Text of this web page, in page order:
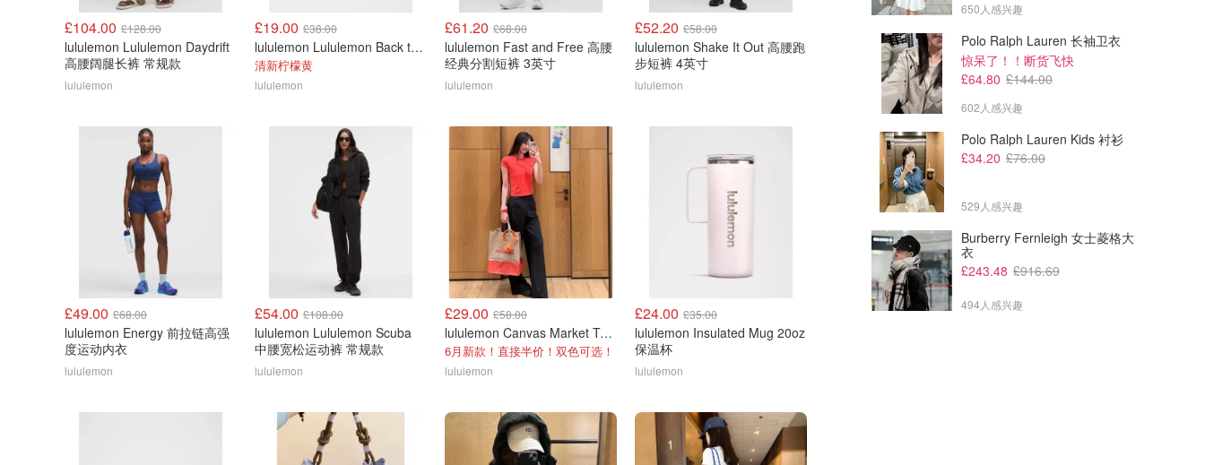
£104.00 £128.00
lululemon Lululemon Daydrift
高腰阔腿长裤 常规款
lululemon
£19.00 £38.00
lululemon Lululemon Back to Life 运动水瓶 24oz 吸管盖
清新柠檬黄
lululemon
£61.20 £68.00
lululemon Fast and Free 高腰
经典分割短裤 3英寸
lululemon
£52.20 £58.00
lululemon Shake It Out 高腰跑
步短裤 4英寸
lululemon
£49.00 £68.00
lululemon Energy 前拉链高强
度运动内衣
lululemon
£54.00 £108.00
lululemon Lululemon Scuba
中腰宽松运动裤 常规款
lululemon
£29.00 £58.00
lululemon Canvas Market Tote Bag 19L
6月新款！直接半价！双色可选！
lululemon
£24.00 £35.00
lululemon Insulated Mug 20oz
保温杯
lululemon
650人感兴趣
Polo Ralph Lauren 长袖卫衣
惊呆了！！断货飞快
£64.80 £144.00
602人感兴趣
Polo Ralph Lauren Kids 衬衫
£34.20 £76.00
529人感兴趣
Burberry Fernleigh 女士菱格大
衣
£243.48 £916.69
494人感兴趣